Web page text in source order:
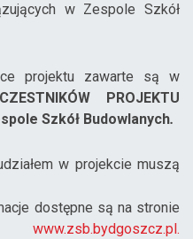
w Zespole Szkół
projektu zawarte są w
PROJEKTU
Szkół Budowlanych.
w projekcie muszą
dostępne są na stronie
www.zsb.bydgoszcz.pl.